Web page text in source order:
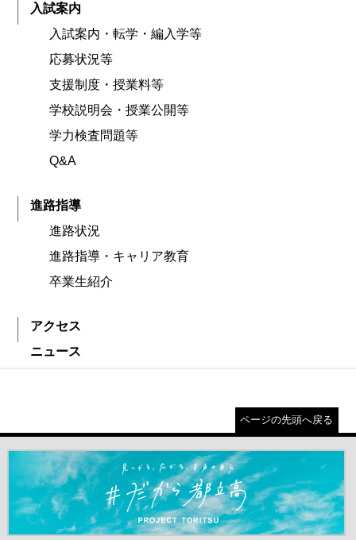
入試案内
入試案内・転学・編入学等
応募状況等
支援制度・授業料等
学校説明会・授業公開等
学力検査問題等
Q&A
進路指導
進路状況
進路指導・キャリア教育
卒業生紹介
アクセス
ニュース
ページの先頭へ戻る
＃だから都立高（別ウインドウが開きます）